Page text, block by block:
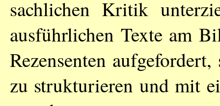
sachlichen Kritik
ausführlichen Texte am
Rezensenten
zu strukturieren und mit